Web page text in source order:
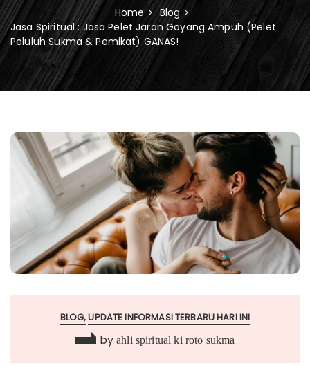
Home
Blog
Jasa Spiritual : Jasa Pelet Jaran Goyang Ampuh (Pelet
Peluluh Sukma & Pemikat) GANAS!
BLOG UPDATE INFORMASI TERBARU HARI INI
byahli spiritual ki roto sukma